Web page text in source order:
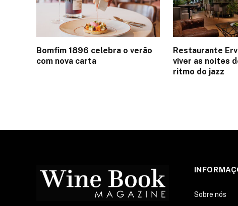
Bomfim 1896 celebra o verão
com nova carta
Restaurante
viver as noites
ritmo do jazz
Sobre nós